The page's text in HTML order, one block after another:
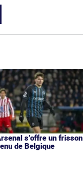
s’offre un frisson
de Belgique